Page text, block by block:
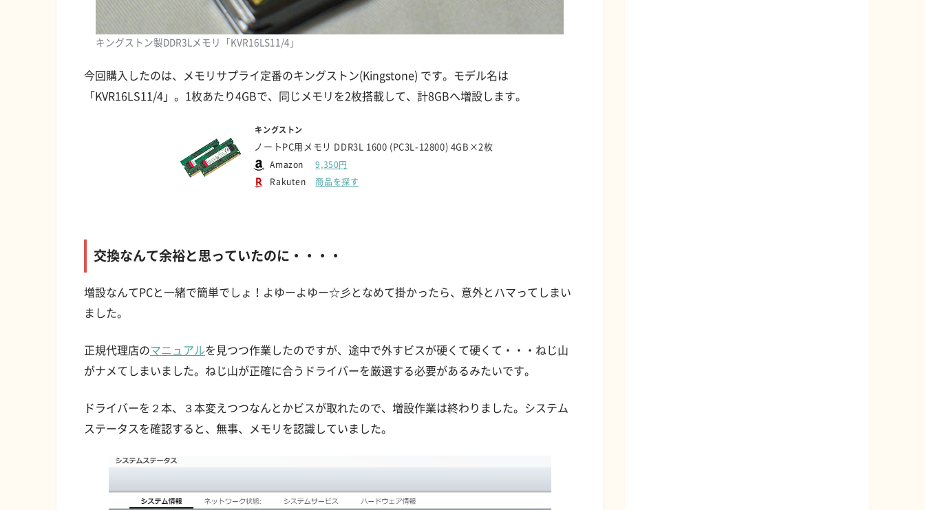
キングストン製DDR3Lメモリ「KVR16LS11/4」
今回購入したのは、メモリサプライ定番のキングストン(Kingstone) です。モデル名は
「KVR16LS11/4」。1枚あたり4GBで、同じメモリを2枚搭載して、計8GBへ増設します。
キングストン
ノートPC用メモリ DDR3L 1600 (PC3L-12800) 4GB×2枚
Amazon 9,350円
Rakuten 商品を探す
交換なんて余裕と思っていたのに・・・・
増設なんてPCと一緒で簡単でしょ！よゆーよゆー☆彡となめて掛かったら、意外とハマってしまい
ました。
正規代理店のマニュアルを見つつ作業したのですが、途中で外すビスが硬くて硬くて・・・ねじ山
がナメてしまいました。ねじ山が正確に合うドライバーを厳選する必要があるみたいです。
ドライバーを２本、３本変えつつなんとかビスが取れたので、増設作業は終わりました。システム
ステータスを確認すると、無事、メモリを認識していました。